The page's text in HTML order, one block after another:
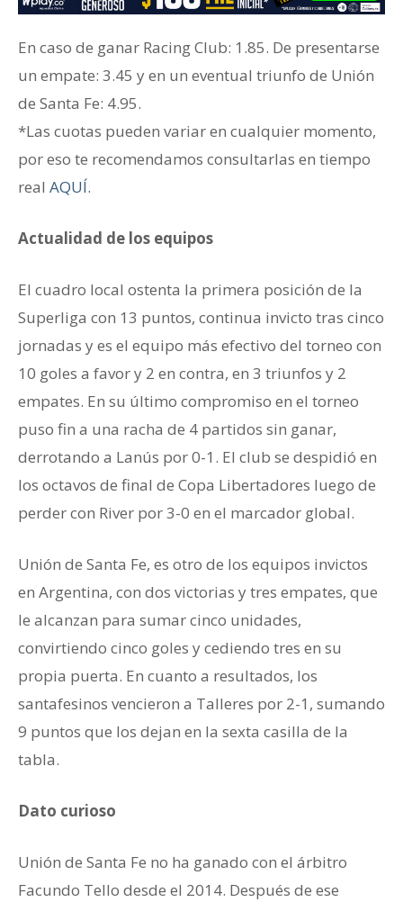
En caso de ganar ‎Racing Club: 1.85. De presentarse
un empate: 3.45 y en un eventual triunfo de Unión
de Santa Fe: 4.95.
*Las cuotas pueden variar en cualquier momento,
por eso te recomendamos consultarlas en tiempo
real AQUÍ.
Actualidad de los equipos
El cuadro local ostenta la primera posición de la
Superliga con 13 puntos, continua invicto tras cinco
jornadas y es el equipo más efectivo del torneo con
10 goles a favor y 2 en contra, en 3 triunfos y 2
empates. En su último compromiso en el torneo
puso fin a una racha de 4 partidos sin ganar,
derrotando a Lanús por 0-1. El club se despidió en
los octavos de final de Copa Libertadores luego de
perder con River por 3-0 en el marcador global.
Unión de Santa Fe, es otro de los equipos invictos
en Argentina, con dos victorias y tres empates, que
le alcanzan para sumar cinco unidades,
convirtiendo cinco goles y cediendo tres en su
propia puerta. En cuanto a resultados, los
santafesinos vencieron a Talleres por 2-1, sumando
9 puntos que los dejan en la sexta casilla de la
tabla.
Dato curioso
Unión de Santa Fe no ha ganado con el árbitro
Facundo Tello desde el 2014. Después de ese